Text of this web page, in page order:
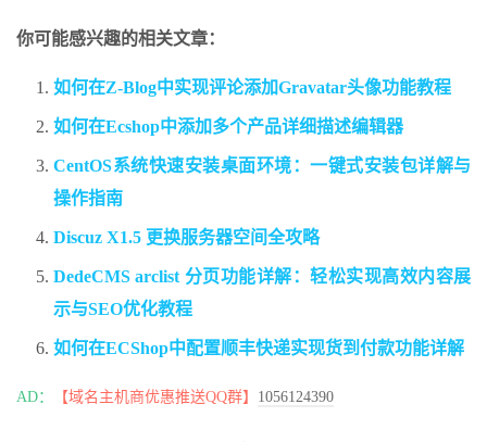
你可能感兴趣的相关文章：
如何在Z-Blog中实现评论添加Gravatar头像功能教程
如何在Ecshop中添加多个产品详细描述编辑器
CentOS系统快速安装桌面环境：一键式安装包详解与
操作指南
Discuz X1.5 更换服务器空间全攻略
DedeCMS arclist 分页功能详解：轻松实现高效内容展
示与SEO优化教程
如何在ECShop中配置顺丰快递实现货到付款功能详解
AD： 【域名主机商优惠推送QQ群】 1056124390